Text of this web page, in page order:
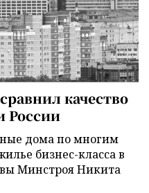
качество
России
дома по многим
бизнес-класса в
Минстроя Никита